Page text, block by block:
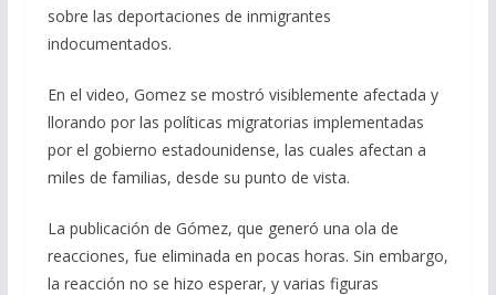
sobre las deportaciones de inmigrantes
indocumentados.
En el video, Gomez se mostró visiblemente afectada y
llorando por las políticas migratorias implementadas
por el gobierno estadounidense, las cuales afectan a
miles de familias, desde su punto de vista.
La publicación de Gómez, que generó una ola de
reacciones, fue eliminada en pocas horas. Sin embargo,
la reacción no se hizo esperar, y varias figuras